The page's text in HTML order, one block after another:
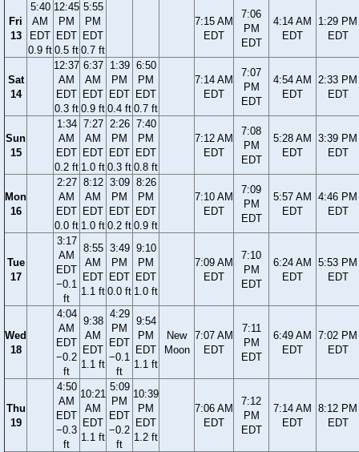
Fri
13
5:40
AM
EDT
0.9 ft
12:45
PM
EDT
0.5 ft
5:55
PM
EDT
0.7 ft
7:15 AM
EDT
7:06
PM
EDT
4:14 AM
EDT
1:29 PM
EDT
Sat
14
12:37
AM
EDT
0.3 ft
6:37
AM
EDT
0.9 ft
1:39
PM
EDT
0.4 ft
6:50
PM
EDT
0.7 ft
7:14 AM
EDT
7:07
PM
EDT
4:54 AM
EDT
2:33 PM
EDT
Sun
15
1:34
AM
EDT
0.2 ft
7:27
AM
EDT
1.0 ft
2:26
PM
EDT
0.3 ft
7:40
PM
EDT
0.8 ft
7:12 AM
EDT
7:08
PM
EDT
5:28 AM
EDT
3:39 PM
EDT
Mon
16
2:27
AM
EDT
0.0 ft
8:12
AM
EDT
1.0 ft
3:09
PM
EDT
0.2 ft
8:26
PM
EDT
0.9 ft
7:10 AM
EDT
7:09
PM
EDT
5:57 AM
EDT
4:46 PM
EDT
Tue
17
3:17
AM
EDT
−0.1
ft
8:55
AM
EDT
1.1 ft
3:49
PM
EDT
0.0 ft
9:10
PM
EDT
1.0 ft
7:09 AM
EDT
7:10
PM
EDT
6:24 AM
EDT
5:53 PM
EDT
Wed
18
4:04
AM
EDT
−0.2
ft
9:38
AM
EDT
1.1 ft
4:29
PM
EDT
−0.1
ft
9:54
PM
EDT
1.1 ft
New
Moon
7:07 AM
EDT
7:11
PM
EDT
6:49 AM
EDT
7:02 PM
EDT
Thu
19
4:50
AM
EDT
−0.3
ft
10:21
AM
EDT
1.1 ft
5:09
PM
EDT
−0.2
ft
10:39
PM
EDT
1.2 ft
7:06 AM
EDT
7:12
PM
EDT
7:14 AM
EDT
8:12 PM
EDT